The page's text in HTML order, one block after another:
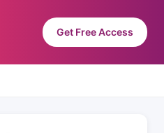
Get Free Access